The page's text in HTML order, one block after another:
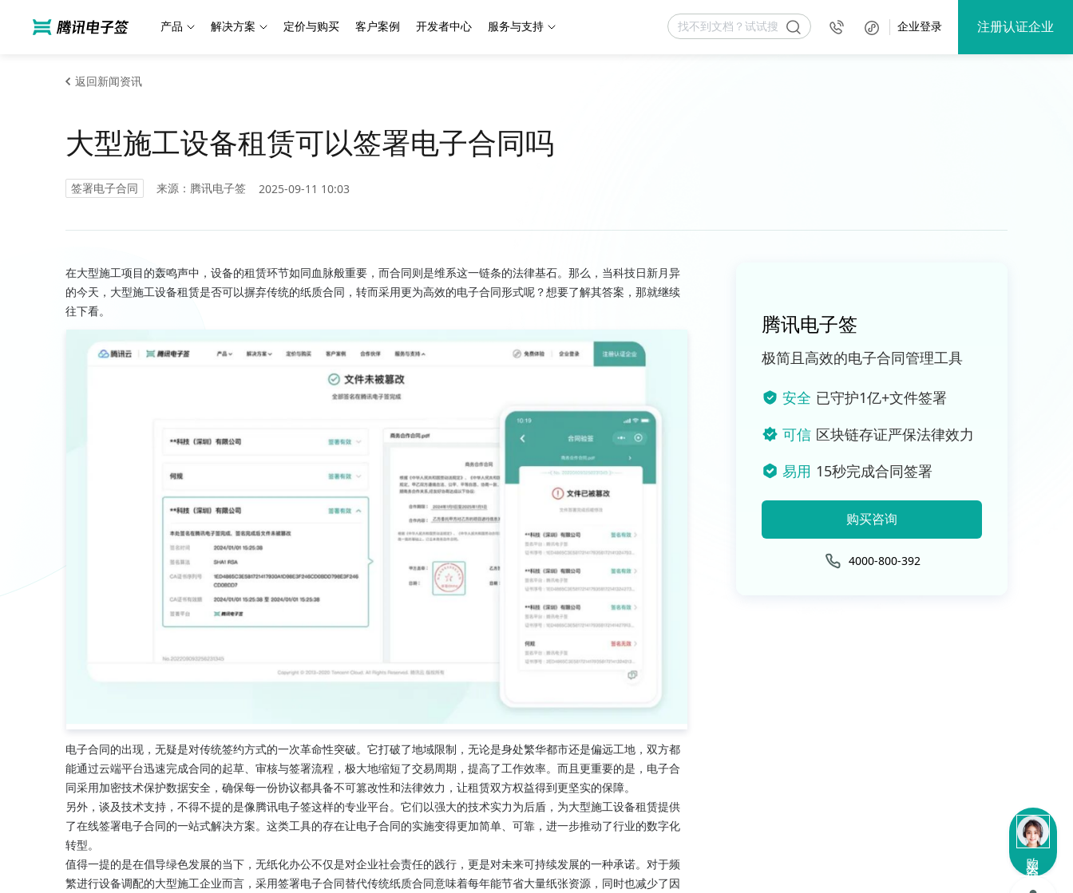
产品 解决方案 定价与购买 客户案例 开发者中心 服务与支持 企业登录 注册认证企业
返回新闻资讯
大型施工设备租赁可以签署电子合同吗
签署电子合同 来源：腾讯电子签 2025-09-11 10:03
在大型施工项目的轰鸣声中，设备的租赁环节如同血脉般重要，而合同则是维系这一链条的法律基石。那么，当科技日新月异
的今天，大型施工设备租赁是否可以摒弃传统的纸质合同，转而采用更为高效的电子合同形式呢？想要了解其答案，那就继续
往下看。
电子合同的出现，无疑是对传统签约方式的一次革命性突破。它打破了地域限制，无论是身处繁华都市还是偏远工地，双方都
能通过云端平台迅速完成合同的起草、审核与签署流程，极大地缩短了交易周期，提高了工作效率。而且更重要的是，电子合
同采用加密技术保护数据安全，确保每一份协议都具备不可篡改性和法律效力，让租赁双方权益得到更坚实的保障。
另外，谈及技术支持，不得不提的是像腾讯电子签这样的专业平台。它们以强大的技术实力为后盾，为大型施工设备租赁提供
了在线签署电子合同的一站式解决方案。这类工具的存在让电子合同的实施变得更加简单、可靠，进一步推动了行业的数字化
转型。
值得一提的是在倡导绿色发展的当下，无纸化办公不仅是对企业社会责任的践行，更是对未来可持续发展的一种承诺。对于频
繁进行设备调配的大型施工企业而言，采用签署电子合同替代传统纸质合同意味着每年能节省大量纸张资源，同时也减少了因
腾讯电子签
极简且高效的电子合同管理工具
安全 已守护1亿+文件签署
可信 区块链存证严保法律效力
易用 15秒完成合同签署
购买咨询
4000-800-392
购买咨询